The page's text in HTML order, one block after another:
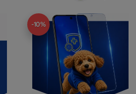
-10%